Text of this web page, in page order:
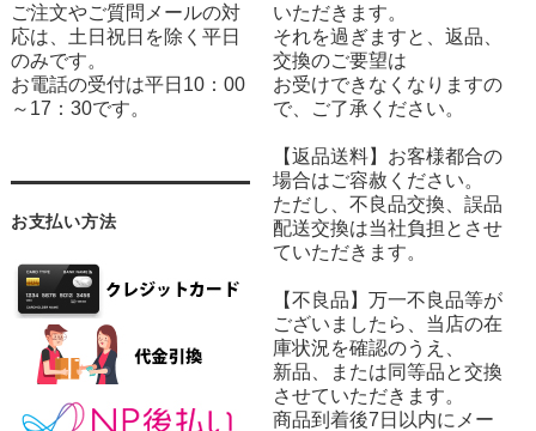
ご注文やご質問メールの対
応は、土日祝日を除く平日
のみです。
お電話の受付は平日10：00
～17：30です。
お支払い方法
いただきます。
それを過ぎますと、返品、
交換のご要望は
お受けできなくなりますの
で、ご了承ください。
【返品送料】お客様都合の
場合はご容赦ください。
ただし、不良品交換、誤品
配送交換は当社負担とさせ
ていただきます。
【不良品】万一不良品等が
ございましたら、当店の在
庫状況を確認のうえ、
新品、または同等品と交換
させていただきます。
商品到着後7日以内にメー